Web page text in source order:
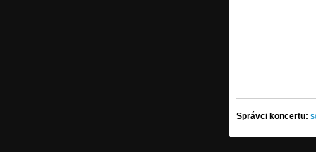
Správci koncertu: